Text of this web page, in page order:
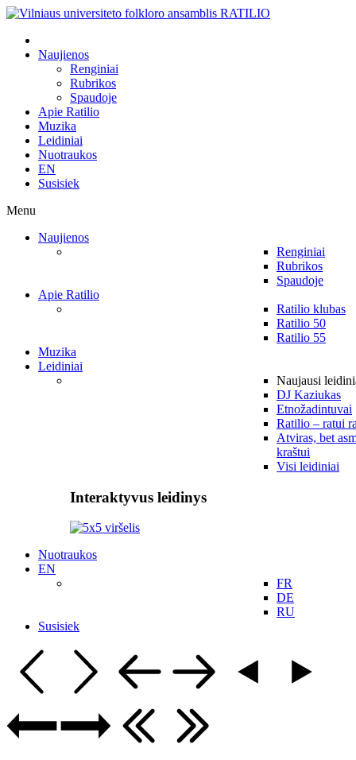
Naujienos
Renginiai
Rubrikos
Spaudoje
Apie Ratilio
Muzika
Leidiniai
Nuotraukos
EN
Susisiek
Menu
Naujienos
Renginiai
Rubrikos
Spaudoje
Apie Ratilio
Ratilio klubas
Ratilio 50
Ratilio 55
Muzika
Leidiniai
Naujausi
DJ Kaziukas
Etnožadintuvai
Ratilio – ratui
Atviras, bet
kraštui
Visi leidiniai
Interaktyvus leidinys
Nuotraukos
EN
FR
DE
RU
Susisiek